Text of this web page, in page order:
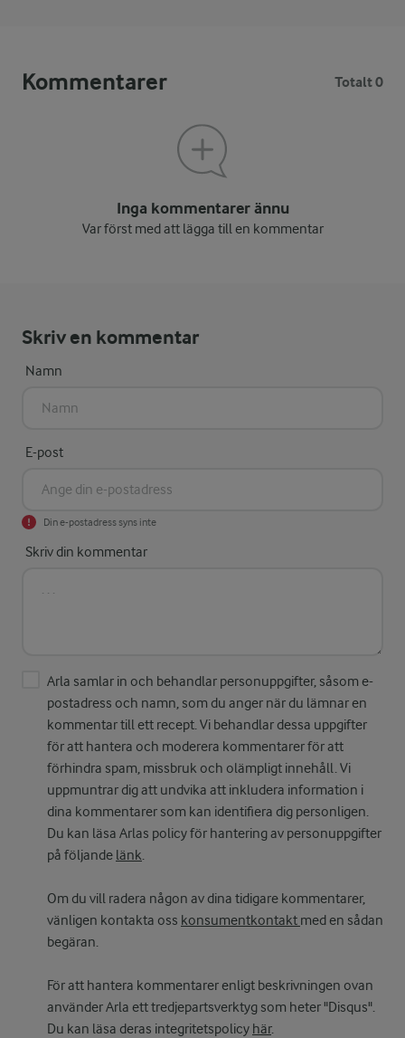
Kommentarer Totalt 0
Inga kommentarer ännu
Var först med att lägga till en kommentar
Skriv en kommentar
Namn
E-post
Din e-postadress syns inte
Skriv din kommentar
Arla samlar in och behandlar personuppgifter, såsom e-
postadress och namn, som du anger när du lämnar en
kommentar till ett recept. Vi behandlar dessa uppgifter
för att hantera och moderera kommentarer för att
förhindra spam, missbruk och olämpligt innehåll. Vi
uppmuntrar dig att undvika att inkludera information i
dina kommentarer som kan identifiera dig personligen.
Du kan läsa Arlas policy för hantering av personuppgifter
på följande länk.
Om du vill radera någon av dina tidigare kommentarer,
vänligen kontakta oss konsumentkontakt med en sådan
begäran.
För att hantera kommentarer enligt beskrivningen ovan
använder Arla ett tredjepartsverktyg som heter "Disqus".
Du kan läsa deras integritetspolicy här.